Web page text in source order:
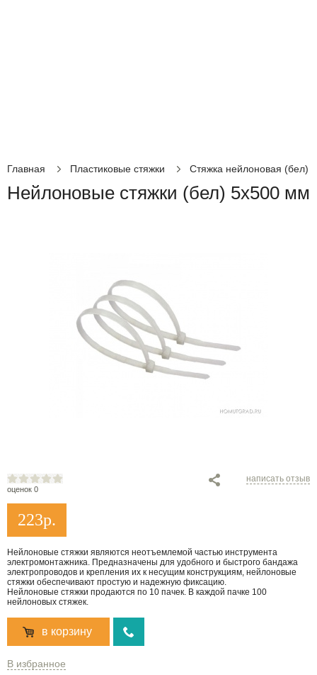
Главная Пластиковые стяжки Стяжка нейлоновая (бел)
Нейлоновые стяжки (бел) 5х500 мм
оценок 0
написать отзыв
223р.
Нейлоновые стяжки являются неотъемлемой частью инструмента
электромонтажника. Предназначены для удобного и быстрого бандажа
электропроводов и крепления их к несущим конструкциям, нейлоновые
стяжки обеспечивают простую и надежную фиксацию.
Нейлоновые стяжки продаются по 10 пачек. В каждой пачке 100
нейлоновых стяжек.
в корзину
В избранное